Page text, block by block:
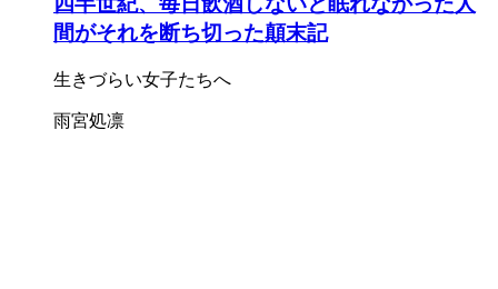
間がそれを断ち切った顛末記
生きづらい女子たちへ
雨宮処凛